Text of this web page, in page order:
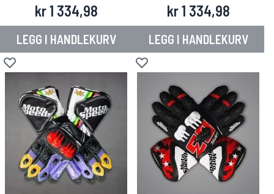
kr 1 334,98
LEGG I HANDLEKURV
Legg til i ønskeliste
kr 1 334,98
LEGG I HANDLEKURV
Legg til i ønskeliste